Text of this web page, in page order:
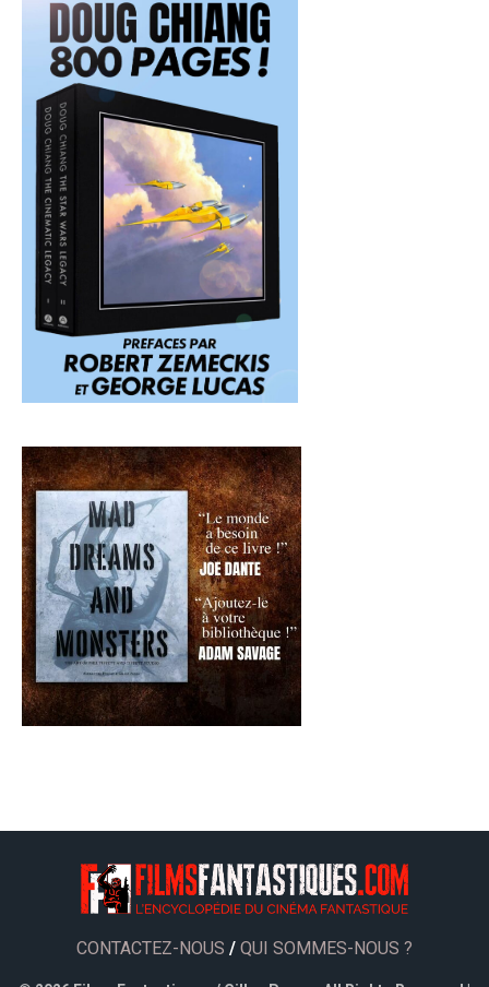
CONTACTEZ-NOUS / QUI SOMMES-NOUS ?